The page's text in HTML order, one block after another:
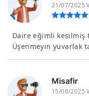
21/07/2025
Daire eğimli kesilmiş
Üşenmeyin yuvarlak
Misafir
15/08/2025